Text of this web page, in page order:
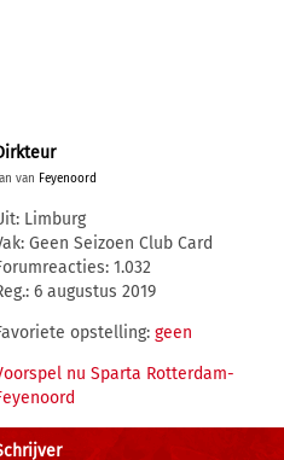
van Feyenoord
Limburg
Geen Seizoen Club Card
1.032
6 augustus 2019
opstelling: geen
nu Sparta Rotterdam-